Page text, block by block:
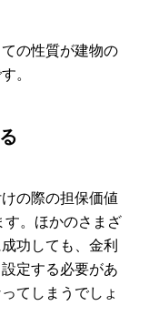
の性質が建物の
。
の際の担保価値
す。ほかのさまざ
功しても、金利
定する必要があ
てしまうでしょ